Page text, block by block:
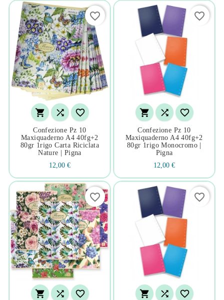
  
Confezione Pz 10
Maxiquaderno A4 40fg+2
80gr 1rigo Carta Riciclata
Nature | Pigna
12,00 €
favorite_border
  
Confezione Pz 10
Maxiquaderno A4 40fg+2
80gr 1rigo Monocromo |
Pigna
12,00 €
favorite_border
  
favorite_border
  
favorite_border